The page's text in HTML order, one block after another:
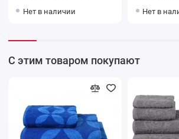
Донецкая мануфактура
Нет в наличии Нет в
С этим товаром покупают